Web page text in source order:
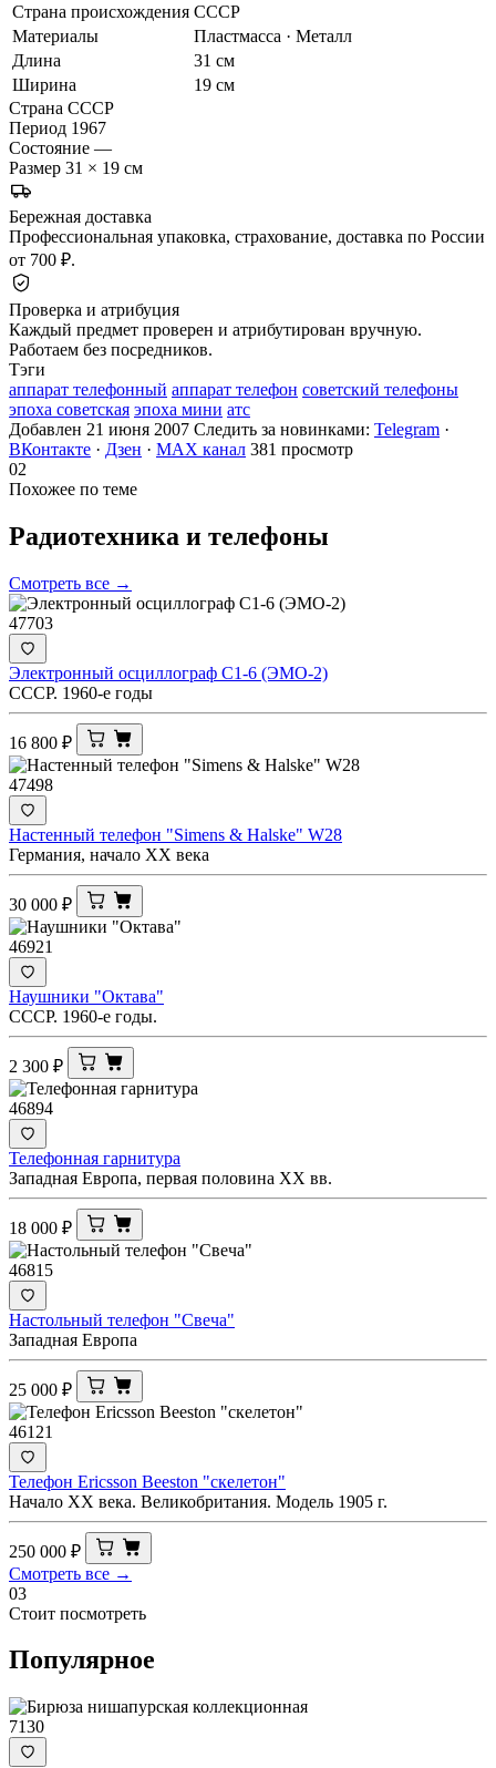
Страна происхождения СССР
Материалы
Пластмасса · Металл
Длина
31 см
Ширина
19 см
Страна СССР
Период 1967
Состояние —
Размер 31 × 19 см
Бережная доставка
Профессиональная упаковка, страхование, доставка по России
от 700 ₽.
Проверка и атрибуция
Каждый предмет проверен и атрибутирован вручную.
Работаем без посредников.
Тэги
аппарат телефонный аппарат телефон советский телефоны
эпоха советская эпоха мини атс
Добавлен 21 июня 2007 Следить за новинками: Telegram ·
ВКонтакте · Дзен · MAX канал 381 просмотр
02
Похожее по теме
Радиотехника и телефоны
Смотреть все →
47703
Электронный осциллограф С1-6 (ЭМО-2)
СССР. 1960-е годы
16 800 ₽
47498
Настенный телефон "Simens & Halske" W28
Германия, начало ХХ века
30 000 ₽
46921
Наушники "Октава"
СССР. 1960-е годы.
2 300 ₽
46894
Телефонная гарнитура
Западная Европа, первая половина XX вв.
18 000 ₽
46815
Настольный телефон "Свеча"
Западная Европа
25 000 ₽
46121
Телефон Ericsson Beeston "скелетон"
Начало XX века. Великобритания. Модель 1905 г.
250 000 ₽
Смотреть все →
03
Стоит посмотреть
Популярное
7130